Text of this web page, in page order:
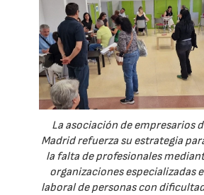
La asociación de empresarios
Madrid refuerza su estrategia
la falta de profesionales
organizaciones especializadas
laboral de personas con